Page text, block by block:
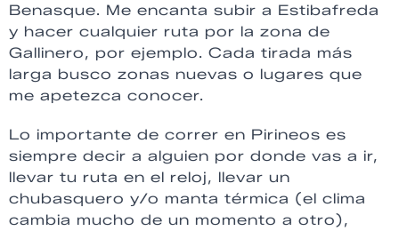
Benasque. Me encanta subir a Estibafreda
y hacer cualquier ruta por la zona de
Gallinero, por ejemplo. Cada tirada más
larga busco zonas nuevas o lugares que
me apetezca conocer.
Lo importante de correr en Pirineos es
siempre decir a alguien por donde vas a ir,
llevar tu ruta en el reloj, llevar un
chubasquero y/o manta térmica (el clima
cambia mucho de un momento a otro),